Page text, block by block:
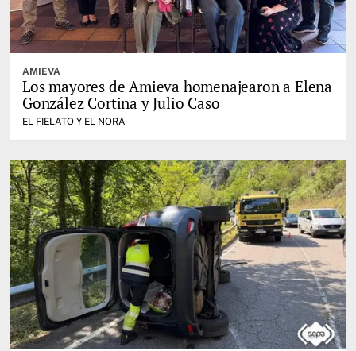
AMIEVA
Los mayores de Amieva homenajearon a Elena
González Cortina y Julio Caso
EL FIELATO Y EL NORA